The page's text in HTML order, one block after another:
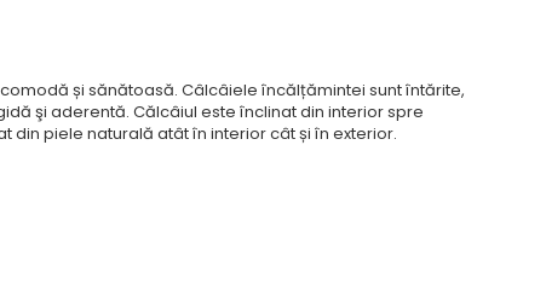
și sănătoasă. Câlcâiele încălțămintei sunt întărite,
şi aderentă. Călcâiul este înclinat din interior spre
din piele naturală atât în interior cât și în exterior.